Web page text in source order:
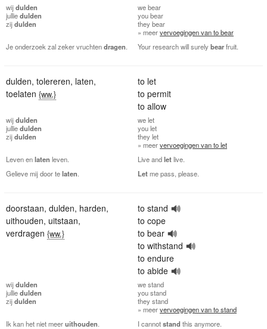
wijdulden
julliedulden
zijdulden
webear
youbear
they bear
» meervervoegingen van to bear
Je onderzoek zal zeker vruchtendragen Your research will surely bearfruit.
dulden, tolereren, laten,
toelaten {ww.}
to let
to permit
to allow
wijdulden
julliedulden
zijdulden
welet
youlet
they let
» meervervoegingen van to let
Leven enlaten leven. Live andletlive.
Gelieve mij door telaten Letme pass, please.
doorstaan, dulden, harden,
uithouden, uitstaan,
verdragen {ww.}
to stand
to cope
to bear
to withstand
to endure
to abide
wijdulden
julliedulden
zijdulden
westand
youstand
they stand
» meervervoegingen van to stand
Ik kan het niet meeruithouden I cannotstand this anymore.